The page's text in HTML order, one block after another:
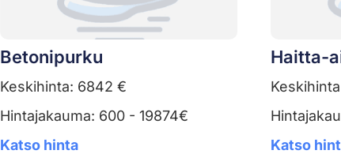
Betonipurku
Keskihinta: 6842 €
Hintajakauma: 600 - 19874€
Katso hinta
Haitta-
Katso